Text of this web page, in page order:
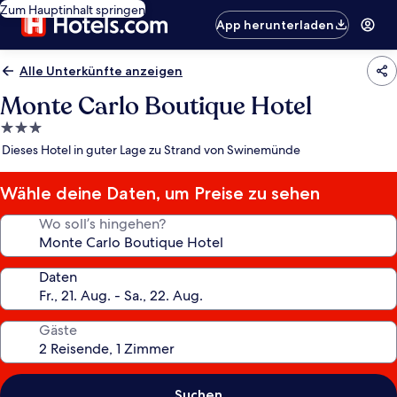
Zum Hauptinhalt springen
App herunterladen
Alle Unterkünfte anzeigen
Monte Carlo Boutique Hotel
3.0-
Sterne-
Dieses Hotel in guter Lage zu Strand von Swinemünde
Wähle deine Daten, um Preise zu sehen
Wo soll’s hingehen?
Daten
Gäste